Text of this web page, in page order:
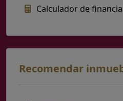
Calculador de
Recomendar